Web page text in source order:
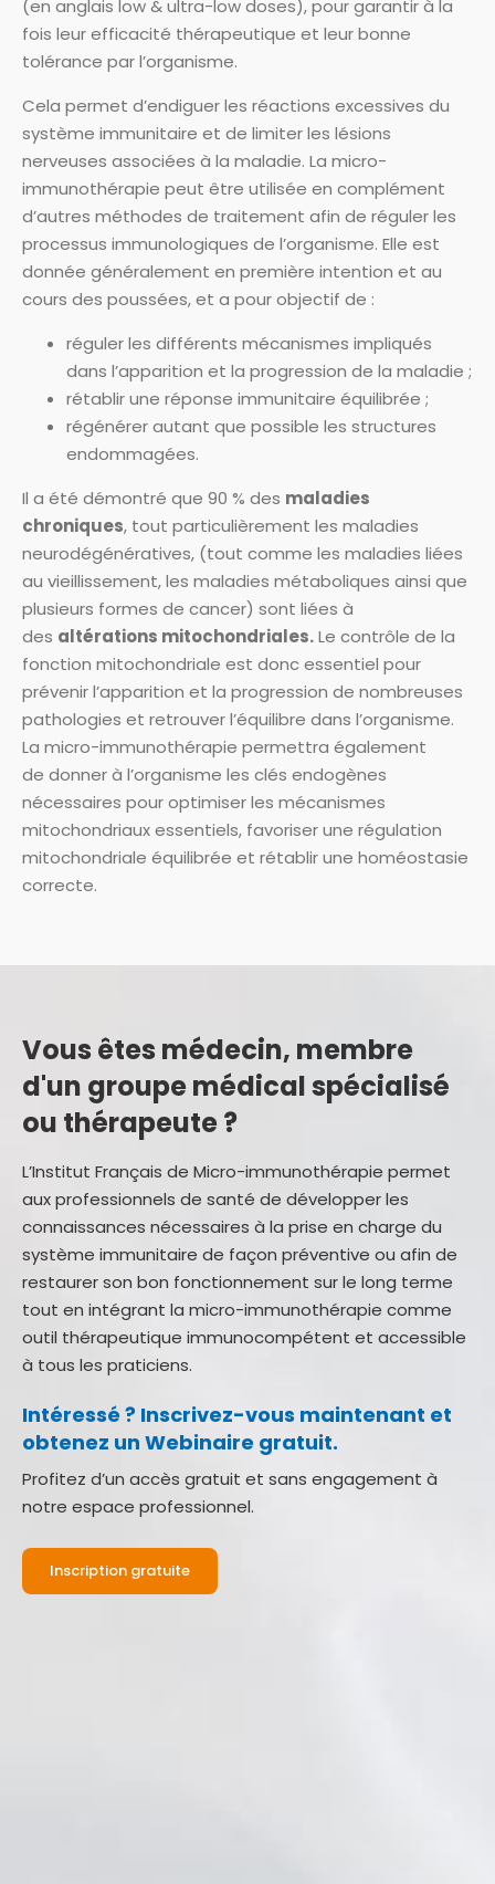
(en anglais low & ultra-low doses), pour garantir à la
fois leur efficacité thérapeutique et leur bonne
tolérance par l’organisme.
Cela permet d’endiguer les réactions excessives du
système immunitaire et de limiter les lésions
nerveuses associées à la maladie. La micro-
immunothérapie peut être utilisée en complément
d’autres méthodes de traitement afin de réguler les
processus immunologiques de l’organisme. Elle est
donnée généralement en première intention et au
cours des poussées, et a pour objectif de :
réguler les différents mécanismes impliqués
dans l’apparition et la progression de la maladie ;
rétablir une réponse immunitaire équilibrée ;
régénérer autant que possible les structures
endommagées.
Il a été démontré que 90 % des maladies
chroniques, tout particulièrement les maladies
neurodégénératives, (tout comme les maladies liées
au vieillissement, les maladies métaboliques ainsi que
plusieurs formes de cancer) sont liées à
des altérations mitochondriales.Le contrôle de la
fonction mitochondriale est donc essentiel pour
prévenir l’apparition et la progression de nombreuses
pathologies et retrouver l’équilibre dans l’organisme.
La micro-immunothérapie permettra également
de donner à l’organisme les clés endogènes
nécessaires pour optimiser les mécanismes
mitochondriaux essentiels, favoriser une régulation
mitochondriale équilibrée et rétablir une homéostasie
correcte.
Vous êtes médecin, membre
d'un groupe médical spécialisé
ou thérapeute ?
L’Institut Français de Micro-immunothérapie permet
aux professionnels de santé de développer les
connaissances nécessaires à la prise en charge du
système immunitaire de façon préventive ou afin de
restaurer son bon fonctionnement sur le long terme
tout en intégrant la micro-immunothérapie comme
outil thérapeutique immunocompétent et accessible
à tous les praticiens.
Intéressé ? Inscrivez-vous maintenant et
obtenez un Webinaire gratuit.
Profitez d’un accès gratuit et sans engagement à
notre espace professionnel.
Inscription gratuite